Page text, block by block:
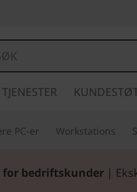
TJENESTER
PC-er Workstations
for bedriftskunder|